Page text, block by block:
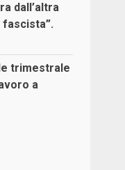
dall’altra
fascista”.
trimestrale
a